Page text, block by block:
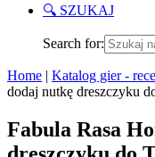
🔍 SZUKAJ
Search for:
Home | Katalog gier -
dodaj nutkę dreszczyku
Fabula Rasa